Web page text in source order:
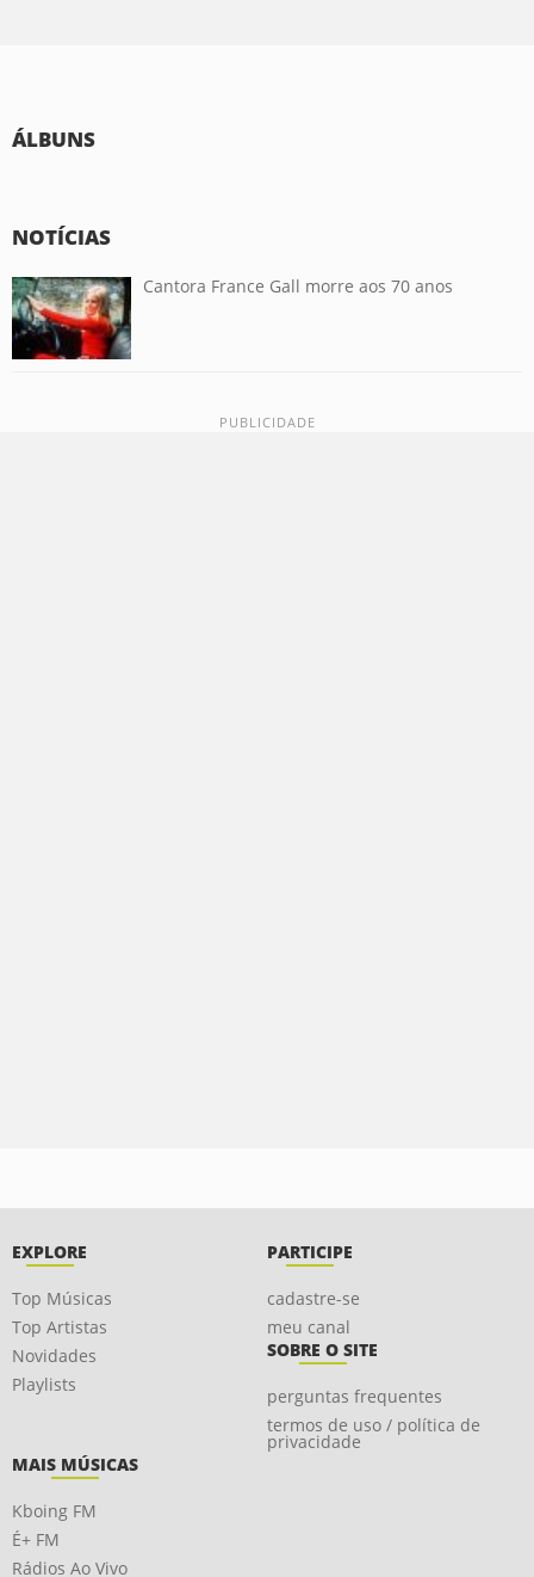
ÁLBUNS
NOTÍCIAS
Cantora France Gall morre aos 70 anos
EXPLORE
Top Músicas
Top Artistas
Novidades
Playlists
PARTICIPE
cadastre-se
meu canal
SOBRE O SITE
perguntas frequentes
termos de uso / política de
privacidade
MAIS MÚSICAS
Kboing FM
É+ FM
Rádios Ao Vivo